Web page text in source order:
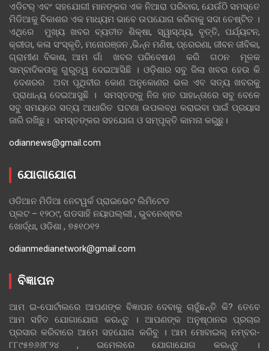
ଏଡିଟର୍ ଏବଂ ସହଯୋଗୀ ମାନଙ୍କର ଏକ ନିଆରା ପରିବାର, ଯେଉଁଠି ସମସ୍ତେ
ମିଡିଆକୁ ବିକାଶର ଏକ ମାଧ୍ୟମ ଭାବେ ଉପଯୋଗ କରିବାକୁ ସଦା ଚେଷ୍ଟିତ ।
ଏଥିରେ ମୁଖ୍ୟ ଖବର ବ୍ୟତୀତ ଶିକ୍ଷା, ସ୍ୱାସ୍ଥ୍ୟ, ବୃତ୍ତି, ପର୍ଯ୍ୟଟନ,
କ୍ରୀଡା, କଳା ସଂସ୍କୃତି, ମନୋରଞ୍ଜନ ,ଭିନ୍ନ ମଣିଷ, ପ୍ରେରଣା, ଜୀବନ ଜୀବିକା,
ଗ୍ରାମୀଣ ବିକାଶ, ଆମ ଗାଁ ଖବର ପରିବେଷଣ କରି ଗଠନ ମୂଳକ
ସାମ୍ବାଦିକତାକୁ ଗୁରୁତ୍ୱ ଦେଇଆସିଛି । ଓଡ଼ିଶାର ସବୁ ଜିଲା ଖବର ହେଉ କି
ଦେଶରର ଅବା ପୃଥିବୀର କୋଣ ଅନୁକୋଣର ଭଲ ଏବ ସତ୍ୟ ଖବରକୁ
ପ୍ରାଧାନ୍ୟ ଦେଇଆସୁଛି । ସମସ୍ତଙ୍କୁ ନିଜ ହାତ ପାହାନ୍ତାରେ ସବୁ ବେଳେ
ସବୁ ସମୟରେ ସତ୍ୟ ଆଧାରିତ ଘଟଣା ଉପଲବ୍ଧ କରାଇବା ପାଇଁ ପ୍ରୟାସ
ଜାରି ରଖିଛୁ। ସମସ୍ତଙ୍କର ସହଯୋଗ ଓ ସମ୍ପୃକ୍ତି କାମନା କରୁଛୁ।
odiannews@gmail.com
ଯୋଗାଯୋଗ
ଓଡିଆନ ମିଡିଆ ନେଟୱର୍କ ପ୍ରାଇଭେଟ ଲିମିଟେଡ
ପ୍ଲଟ – ୧୨୦୯, ଗଡସାହି ନୟାପଲ୍ଲୀ , ଭୁବନେଶ୍ଵର
ଖୋର୍ଦ୍ଧା, ଓଡିଶା , ୭୫୧୦୧୨
odianmedianetwork@gmail.com
ବିଜ୍ଞାପନ
ଆମ ଇ-ପୋର୍ଟାଲରେ ଆପଣଙ୍କ ବିଜ୍ଞାପନ ଦେବାକୁ ଚାହୁଁଛନ୍ତି କି? ତେବେ
ଆମ ସହିତ ଯୋଗାଯୋଗ କରନ୍ତୁ । ଆପଣଙ୍କ ଅନୁଷ୍ଠାନର ପ୍ରଚାର
ପ୍ରସାର କରିବାରେ ଆମେ ସହଯୋଗ କରିବୁ । ଆମ ମୋବାଇଲ୍ ନମ୍ବର-
୮୮୯୫୭୬୬୮୨୪ , ଇମେଲରେ ଯୋଗାଯୋଗ କରନ୍ତୁ ।